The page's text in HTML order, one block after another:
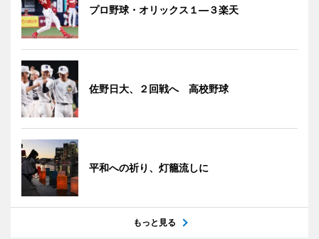
プロ野球・オリックス１―３楽天
佐野日大、２回戦へ 高校野球
平和への祈り、灯籠流しに
もっと見る